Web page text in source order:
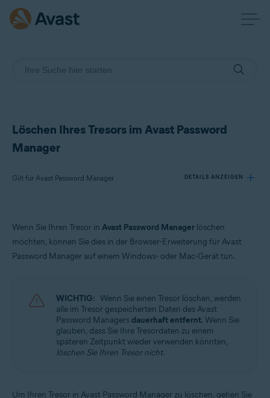
Löschen Ihres Tresors im Avast Password
Manager
Gilt für Avast Password Manager DETAILS ANZEIGEN
Produkte:
Avast Password Manager
Wenn Sie Ihren Tresor in Avast Password Manager löschen
möchten, können Sie dies in der Browser-Erweiterung für Avast
Password Manager auf einem Windows- oder Mac-Gerät tun.
WICHTIG: Wenn Sie einen Tresor löschen, werden
alle im Tresor gespeicherten Daten des Avast
Password Managersdauerhaft entfernt. Wenn Sie
glauben, dass Sie Ihre Tresordaten zu einem
späteren Zeitpunkt wieder verwenden könnten,
löschen Sie Ihren Tresor nicht.
Um Ihren Tresor in Avast Password Manager zu löschen, gehen Sie